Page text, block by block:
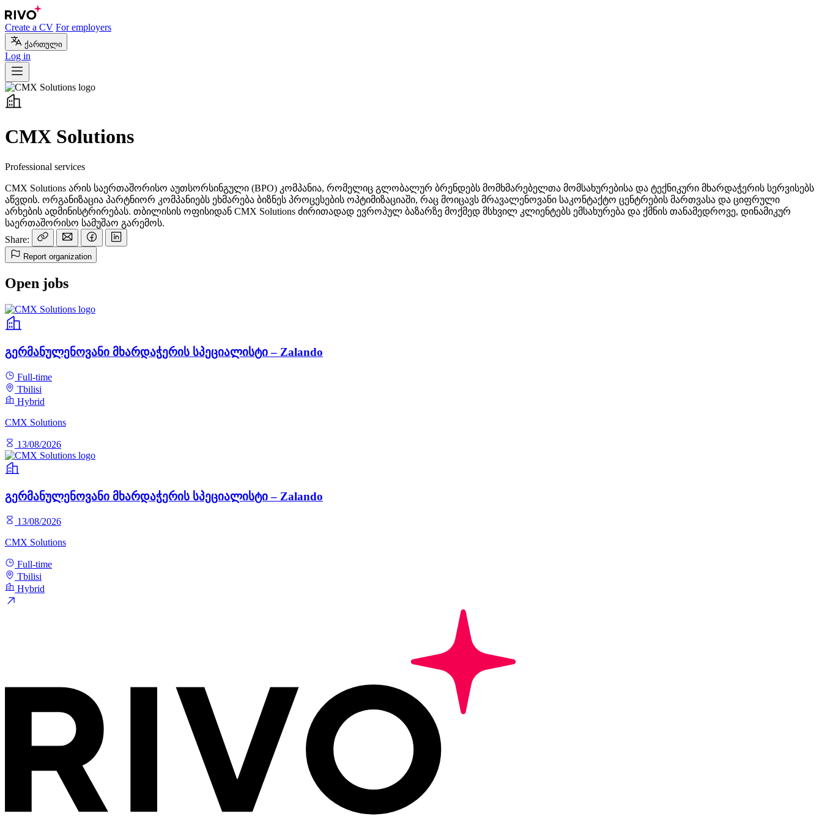
Create a CV For employers
ქართული
Log in
CMX Solutions
Professional services
CMX Solutions არის საერთაშორისო აუთსორსინგული (BPO) კომპანია, რომელიც გლობალურ ბრენდებს მომხმარებელთა მომსახურებისა და ტექნიკური მხარდაჭერის სერვისებს
აწვდის. ორგანიზაცია პარტნიორ კომპანიებს ეხმარება ბიზნეს პროცესების ოპტიმიზაციაში, რაც მოიცავს მრავალენოვანი საკონტაქტო ცენტრების მართვასა და ციფრული
არხების ადმინისტრირებას. თბილისის ოფისიდან CMX Solutions ძირითადად ევროპულ ბაზარზე მოქმედ მსხვილ კლიენტებს ემსახურება და ქმნის თანამედროვე, დინამიკურ
საერთაშორისო სამუშაო გარემოს.
Share:
Report organization
Open jobs
გერმანულენოვანი მხარდაჭერის სპეციალისტი – Zalando
Full-time
Tbilisi
Hybrid
CMX Solutions
13/08/2026
გერმანულენოვანი მხარდაჭერის სპეციალისტი – Zalando
13/08/2026
CMX Solutions
Full-time
Tbilisi
Hybrid